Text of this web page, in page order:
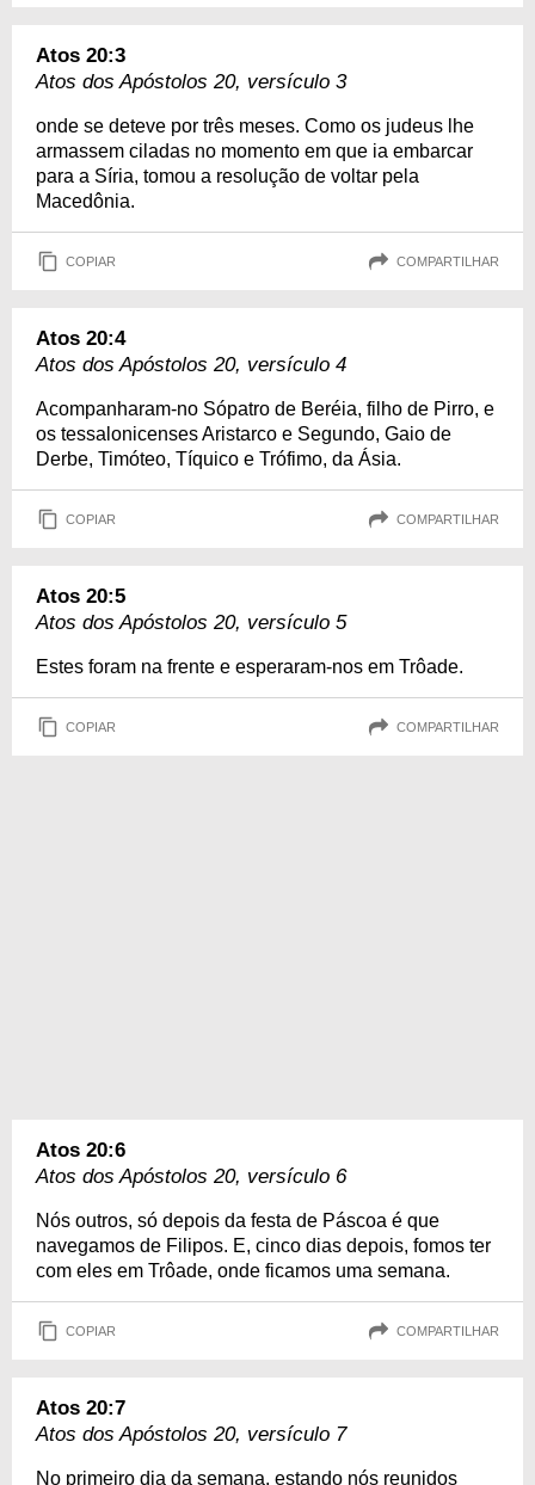
Atos 20:3
Atos dos Apóstolos 20, versículo 3
onde se deteve por três meses. Como os judeus lhe
armassem ciladas no momento em que ia embarcar
para a Síria, tomou a resolução de voltar pela
Macedônia.
COPIAR COMPARTILHAR
Atos 20:4
Atos dos Apóstolos 20, versículo 4
Acompanharam-no Sópatro de Beréia, filho de Pirro, e
os tessalonicenses Aristarco e Segundo, Gaio de
Derbe, Timóteo, Tíquico e Trófimo, da Ásia.
COPIAR COMPARTILHAR
Atos 20:5
Atos dos Apóstolos 20, versículo 5
Estes foram na frente e esperaram-nos em Trôade.
COPIAR COMPARTILHAR
Atos 20:6
Atos dos Apóstolos 20, versículo 6
Nós outros, só depois da festa de Páscoa é que
navegamos de Filipos. E, cinco dias depois, fomos ter
com eles em Trôade, onde ficamos uma semana.
COPIAR COMPARTILHAR
Atos 20:7
Atos dos Apóstolos 20, versículo 7
No primeiro dia da semana, estando nós reunidos